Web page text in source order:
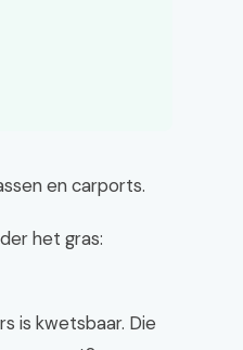
en carports.
het gras:
is kwetsbaar. Die